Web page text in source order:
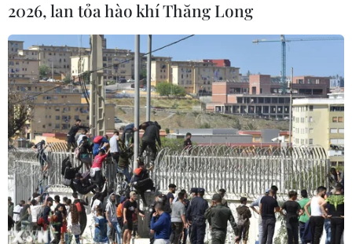
2026, lan tỏa hào khí Thăng Long